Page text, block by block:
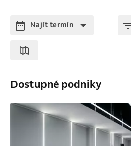
Najít termín
Dostupné podniky